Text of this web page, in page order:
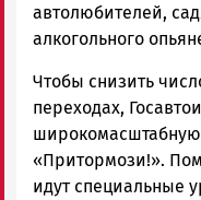
автолюбителей,
алкогольного
Чтобы снизить
переходах,
«Притормози!».
идут специальные